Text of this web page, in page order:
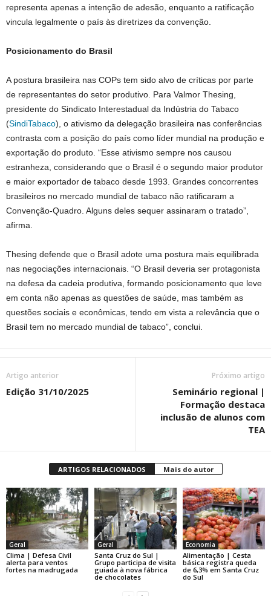
representa apenas a intenção de adesão, enquanto a ratificação
vincula legalmente o país às diretrizes da convenção.
Posicionamento do Brasil
A postura brasileira nas COPs tem sido alvo de críticas por parte
de representantes do setor produtivo. Para Valmor Thesing,
presidente do Sindicato Interestadual da Indústria do Tabaco
(SindiTabaco), o ativismo da delegação brasileira nas conferências
contrasta com a posição do país como líder mundial na produção e
exportação do produto. “Esse ativismo sempre nos causou
estranheza, considerando que o Brasil é o segundo maior produtor
e maior exportador de tabaco desde 1993. Grandes concorrentes
brasileiros no mercado mundial de tabaco não ratificaram a
Convenção-Quadro. Alguns deles sequer assinaram o tratado”,
afirma.
Thesing defende que o Brasil adote uma postura mais equilibrada
nas negociações internacionais. “O Brasil deveria ser protagonista
na defesa da cadeia produtiva, formando posicionamento que leve
em conta não apenas as questões de saúde, mas também as
questões sociais e econômicas, tendo em vista a relevância que o
Brasil tem no mercado mundial de tabaco”, conclui.
Artigo anterior
Edição 31/10/2025
Próximo artigo
Seminário regional |
Formação destaca
inclusão de alunos com
TEA
ARTIGOS RELACIONADOS Mais do autor
Geral
Clima | Defesa Civil
alerta para ventos
fortes na madrugada
Geral
Santa Cruz do Sul |
Grupo participa de visita
guiada à nova fábrica
de chocolates
Economia
Alimentação | Cesta
básica registra queda
de 6,3% em Santa Cruz
do Sul